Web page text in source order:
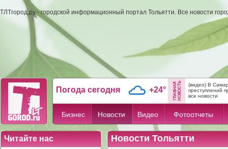
ТЛТгород.ру - городской информационный портал Тольятти. Все новости
Погода сегодня +24°
(видео) В
преступлений
все новости
Бизнес Новости Видео Фотоотчеты
Читайте нас Новости Тольятти